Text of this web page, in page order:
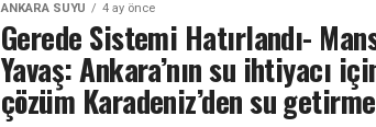
ANKARA SUYU 4 ay önce
Gerede Sistemi Hatırlandı-
Yavaş: Ankara’nın su ihtiyacı
çözüm Karadeniz’den su